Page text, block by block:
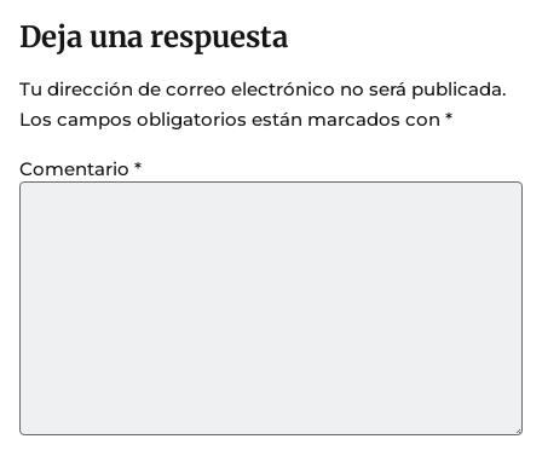
Deja una respuesta
Tu dirección de correo electrónico no será publicada.
Los campos obligatorios están marcados con *
Comentario *